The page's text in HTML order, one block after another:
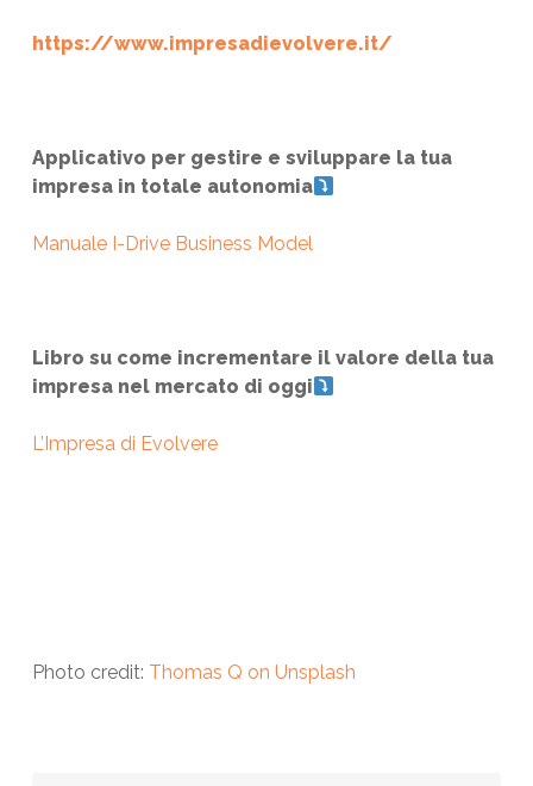
https://www.impresadievolvere.it/
Applicativo per gestire e sviluppare la tua
impresa in totale autonomia
Manuale I-Drive Business Model
Libro su come incrementare il valore della tua
impresa nel mercato di oggi
L’Impresa di Evolvere
Photo credit: Thomas Q on Unsplash